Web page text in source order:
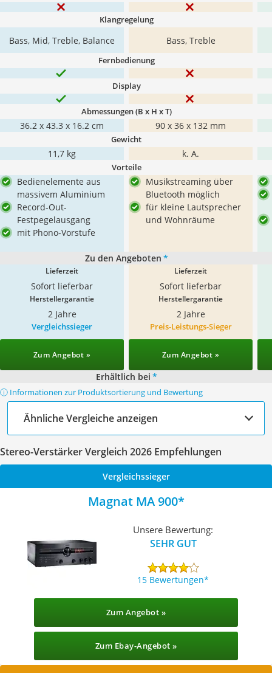
Klangregelung
Bass, Mid, Treble, Balance Bass, Treble
Fernbedienung
Display
Abmessungen (B x H x T)
36.2 x 43.3 x 16.2 cm 90 x 36 x 132 mm
Gewicht
11,7 kg k. A.
Vorteile
Bedienelemente aus
massivem Aluminium
Record-Out-
Festpegelausgang
mit Phono-Vorstufe
Musikstreaming über
Bluetooth möglich
für kleine Lautsprecher
und Wohnräume
Zu den Angeboten *
Lieferzeit
Sofort lieferbar
Lieferzeit
Sofort lieferbar
Herstellergarantie
2 Jahre
Herstellergarantie
2 Jahre
Vergleichssieger
Zum Angebot »
Preis-Leistungs-Sieger
Zum Angebot »
Erhältlich bei *
ⓘ Informationen zur Produktsortierung und Bewertung
Ähnliche Vergleiche anzeigen
Stereo-Verstärker Vergleich 2026 Empfehlungen
Vergleichssieger
Magnat MA 900
Unsere Bewertung:
SEHR GUT
15 Bewertungen
Zum Angebot »
Zum Ebay-Angebot »